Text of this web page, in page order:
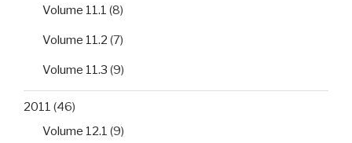
Volume 11.1 (8)
Volume 11.2 (7)
Volume 11.3 (9)
2011 (46)
Volume 12.1 (9)